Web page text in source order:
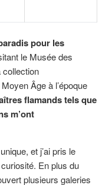
pour les
le Musée des
collection
Âge à l’époque
flamands tels que
m’ont
et j’ai pris le
En plus du
plusieurs galeries